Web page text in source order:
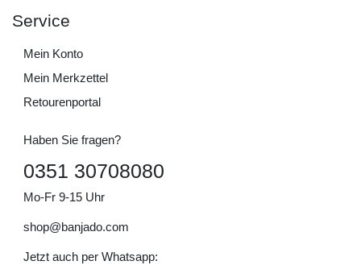
Service
Mein Konto
Mein Merkzettel
Retourenportal
Haben Sie fragen?
0351 30708080
Mo-Fr 9-15 Uhr
shop@banjado.com
Jetzt auch per Whatsapp: